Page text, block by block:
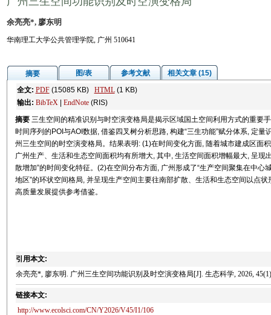
余亮亮*, 廖东明
华南理工大学公共管理学院, 广州 510641
摘要 图/表 参考文献
相关文章 (15)
全文: PDF(15085 KB) HTML(1 KB)
输出: BibTeX| EndNote(RIS)
摘要 三生空间的精准识别与时空演变格局是揭示区域国土空间利用方式的重
时间序列的POI与AOI数据, 借鉴四叉树分析思路, 构建“三生功能”赋分体系, 定
州三生空间的时空演变格局。结果表明: (1)在时间变化方面, 随着城市建成区面
广州生产、生活和生态空间面积均有所增大, 其中, 生活空间面积增幅最大, 呈
散增加”的时间变化特征。(2)在空间分布方面, 广州形成了“生产空间聚集在中
地区”的环状空间格局, 并呈现生产空间主要往南部扩散、生活和生态空间以点
高质量发展提供参考借鉴。
引用本文:
余亮亮*, 廖东明. 广州三生空间功能识别及时空演变格局[J]. 生态科学, 2026,
链接本文:
http://www.ecolsci.com/CN/Y2026/V45/I1/106